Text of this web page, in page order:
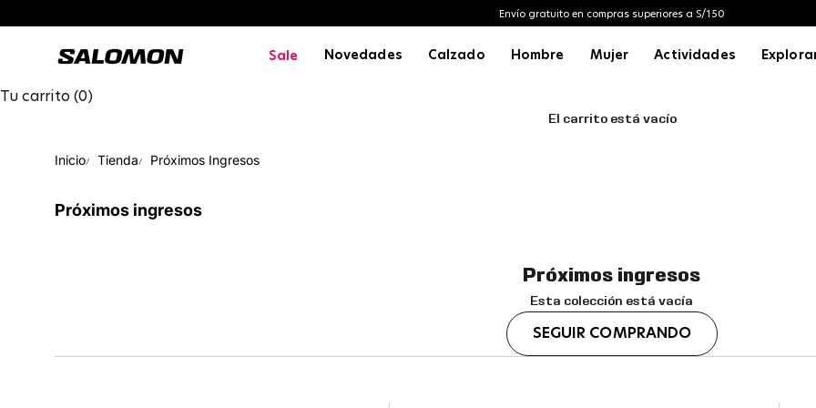
Envío gratuito en compras superiores a S/150
Salomon Peru Sale Novedades Calzado Hombre Mujer Actividades
Tu carrito (0)
El carrito está vacío
Inicio Tienda Próximos Ingresos
Próximos ingresos
Próximos ingresos
Esta colección está vacía
SEGUIR COMPRANDO